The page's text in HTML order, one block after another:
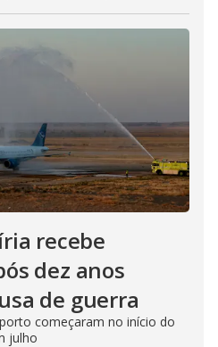
recebe
dez anos
de guerra
começaram no início do
julho